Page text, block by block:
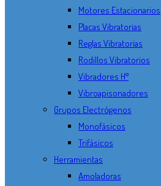
Motores Estacionarios
Placas Vibratorias
Reglas Vibratorias
Rodillos Vibratorios
Vibradores H°
Vibroapisonadores
Grupos Electrógenos
Monofásicos
Trifásicos
Herramientas
Amoladoras